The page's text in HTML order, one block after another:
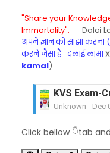
"Share your
Immortality".---Dalai
अपने ज्ञान को साझा
करने जैसा है- दलाई लामा
kamal)
KVS Exam-
Unknown - Dec
Unknown- Dec
KVS Exam-
Click bellow 👇tab